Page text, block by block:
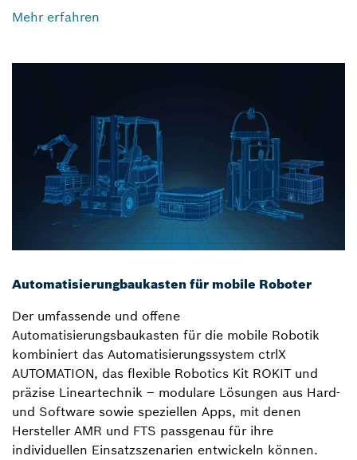
Mehr erfahren
Automatisierungbaukasten für mobile Roboter
Der umfassende und offene
Automatisierungsbaukasten für die mobile Robotik
kombiniert das Automatisierungssystem ctrlX
AUTOMATION, das flexible Robotics Kit ROKIT und
präzise Lineartechnik – modulare Lösungen aus Hard-
und Software sowie speziellen Apps, mit denen
Hersteller AMR und FTS passgenau für ihre
individuellen Einsatzszenarien entwickeln können.